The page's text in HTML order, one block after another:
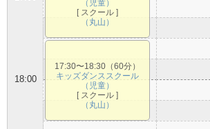
18:00
（児童）
[ スクール ]
（丸山）
17:30〜18:30（60分）
キッズダンススクール
（児童）
[ スクール ]
（丸山）